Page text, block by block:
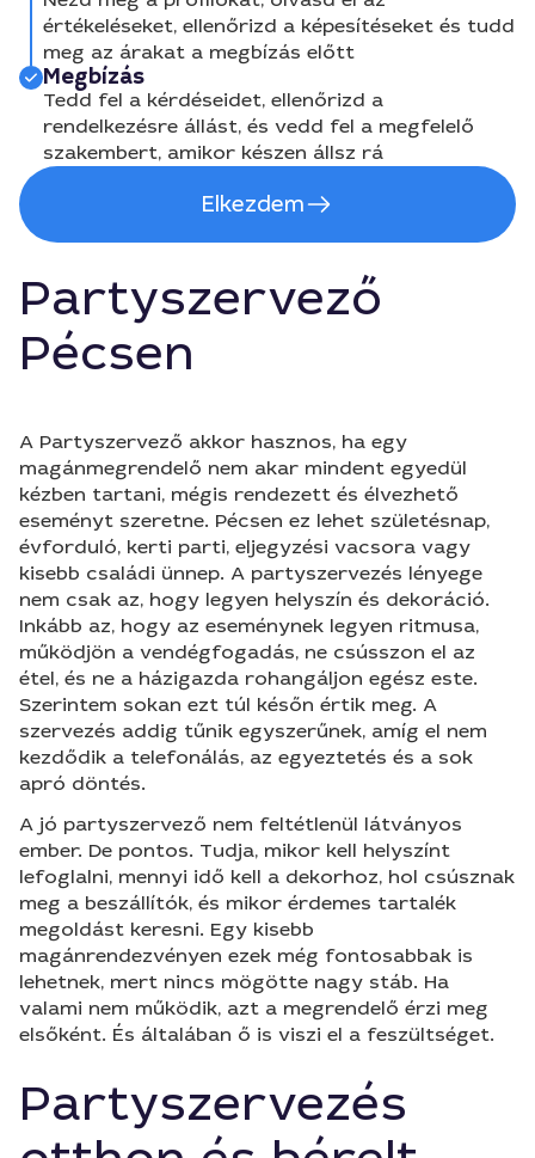
értékeléseket, ellenőrizd a képesítéseket és tudd
meg az árakat a megbízás előtt
Megbízás
Tedd fel a kérdéseidet, ellenőrizd a
rendelkezésre állást, és vedd fel a megfelelő
szakembert, amikor készen állsz rá
Elkezdem
Partyszervező
Pécsen
A Partyszervező akkor hasznos, ha egy
magánmegrendelő nem akar mindent egyedül
kézben tartani, mégis rendezett és élvezhető
eseményt szeretne. Pécsen ez lehet születésnap,
évforduló, kerti parti, eljegyzési vacsora vagy
kisebb családi ünnep. A partyszervezés lényege
nem csak az, hogy legyen helyszín és dekoráció.
Inkább az, hogy az eseménynek legyen ritmusa,
működjön a vendégfogadás, ne csússzon el az
étel, és ne a házigazda rohangáljon egész este.
Szerintem sokan ezt túl későn értik meg. A
szervezés addig tűnik egyszerűnek, amíg el nem
kezdődik a telefonálás, az egyeztetés és a sok
apró döntés.
A jó partyszervező nem feltétlenül látványos
ember. De pontos. Tudja, mikor kell helyszínt
lefoglalni, mennyi idő kell a dekorhoz, hol csúsznak
meg a beszállítók, és mikor érdemes tartalék
megoldást keresni. Egy kisebb
magánrendezvényen ezek még fontosabbak is
lehetnek, mert nincs mögötte nagy stáb. Ha
valami nem működik, azt a megrendelő érzi meg
elsőként. És általában ő is viszi el a feszültséget.
Partyszervezés